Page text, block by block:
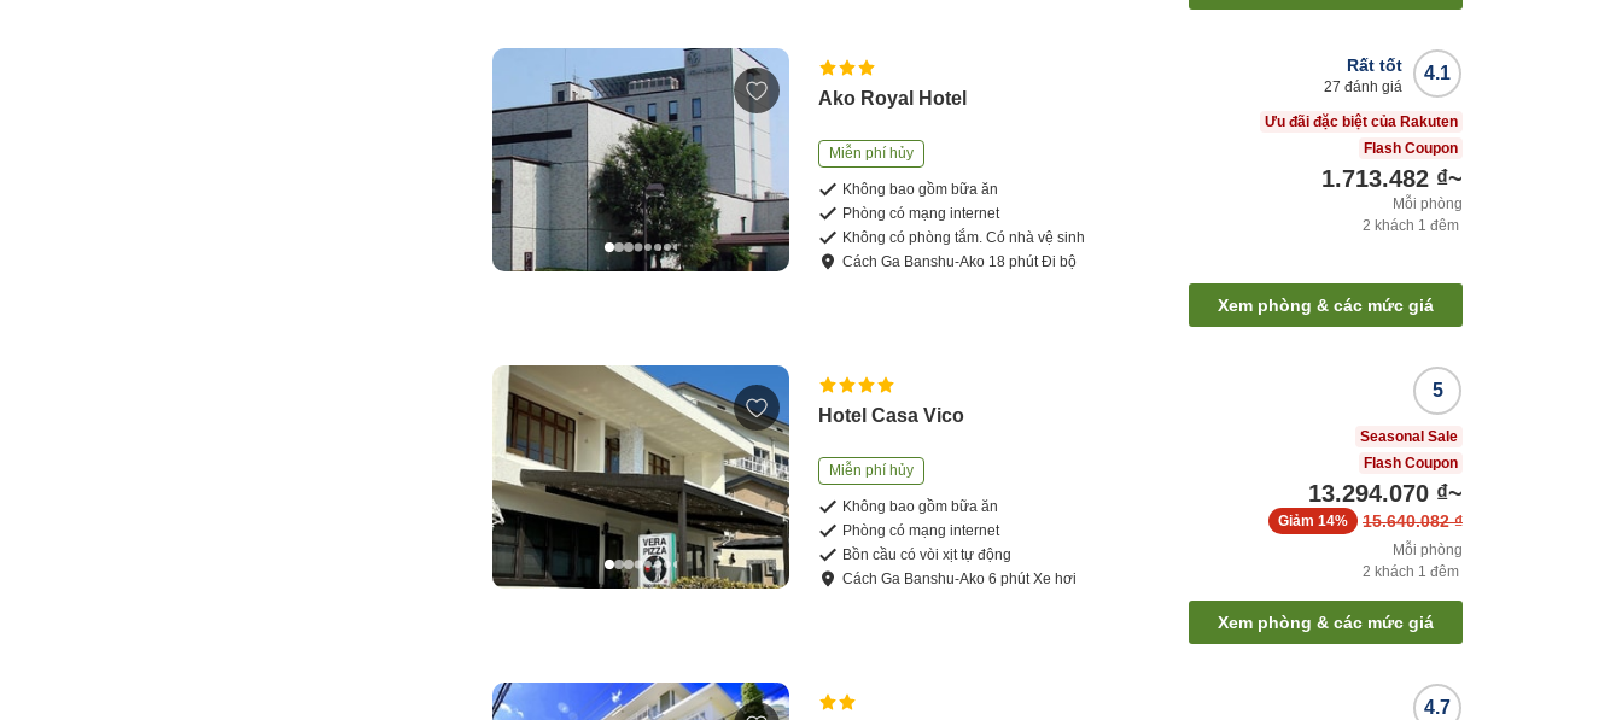
Ako Royal Hotel
Miễn phí hủy
Không bao gồm bữa ăn
Phòng có mạng internet
Không có phòng tắm. Có nhà vệ sinh
CáchGa Banshu-Ako 18 phútĐi bộ
4.1
Rất tốt
27 đánh giá
Ưu đãi đặc biệt của Rakuten
Flash Coupon
1.713.482 ₫~
Mỗi phòng
2 khách 1 đêm
Xem phòng & các mức giá
Hotel Casa Vico
Miễn phí hủy
Không bao gồm bữa ăn
Phòng có mạng internet
Bồn cầu có vòi xịt tự động
CáchGa Banshu-Ako 6 phútXe hơi
5
Seasonal Sale
Flash Coupon
13.294.070 ₫~
15.640.082 ₫
Giảm 14%
Mỗi phòng
2 khách 1 đêm
Xem phòng & các mức giá
4.7